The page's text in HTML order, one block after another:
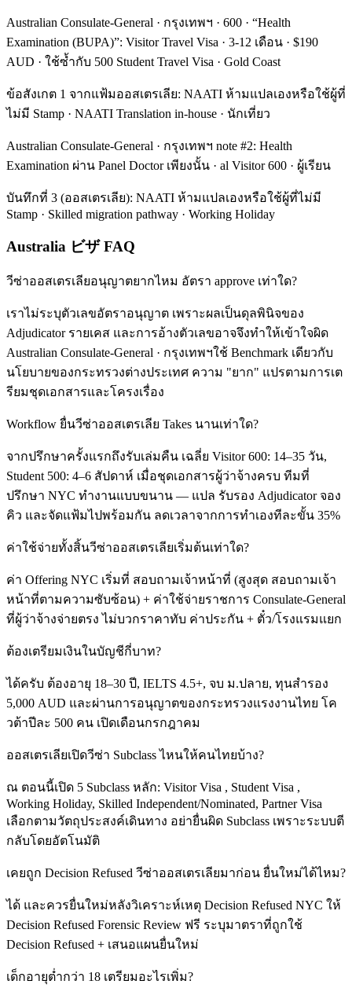
Australian Consulate-General · กรุงเทพฯ · 600 · “Health
Examination (BUPA)”: Visitor Travel Visa · 3-12 เดือน · $190
AUD · ใช้ซ้ำกับ 500 Student Travel Visa · Gold Coast
ข้อสังเกต 1 จากแฟ้มออสเตรเลีย: NAATI ห้ามแปลเองหรือใช้ผู้ที่
ไม่มี Stamp · NAATI Translation in-house · นักเที่ยว
Australian Consulate-General · กรุงเทพฯ note #2: Health
Examination ผ่าน Panel Doctor เพียงนั้น · al Visitor 600 · ผู้เรียน
บันทึกที่ 3 (ออสเตรเลีย): NAATI ห้ามแปลเองหรือใช้ผู้ที่ไม่มี
Stamp · Skilled migration pathway · Working Holiday
Australia ビザ FAQ
วีซ่าออสเตรเลียอนุญาตยากไหม อัตรา approve เท่าใด?
เราไม่ระบุตัวเลขอัตราอนุญาต เพราะผลเป็นดุลพินิจของ
Adjudicator รายเคส และการอ้างตัวเลขอาจจึงทำให้เข้าใจผิด
Australian Consulate-General · กรุงเทพฯใช้ Benchmark เดียวกับ
นโยบายของกระทรวงต่างประเทศ ความ "ยาก" แปรตามการเต
รียมชุดเอกสารและโครงเรื่อง
Workflow ยื่นวีซ่าออสเตรเลีย Takes นานเท่าใด?
จากปรึกษาครั้งแรกถึงรับเล่มคืน เฉลี่ย Visitor 600: 14–35 วัน,
Student 500: 4–6 สัปดาห์ เมื่อชุดเอกสารผู้ว่าจ้างครบ ทีมที่
ปรึกษา NYC ทำงานแบบขนาน — แปล รับรอง Adjudicator จอง
คิว และจัดแฟ้มไปพร้อมกัน ลดเวลาจากการทำเองทีละขั้น 35%
ค่าใช้จ่ายทั้งสิ้นวีซ่าออสเตรเลียเริ่มต้นเท่าใด?
ค่า Offering NYC เริ่มที่ สอบถามเจ้าหน้าที่ (สูงสุด สอบถามเจ้า
หน้าที่ตามความซับซ้อน) + ค่าใช้จ่ายราชการ Consulate-General
ที่ผู้ว่าจ้างจ่ายตรง ไม่บวกราคาทับ ค่าประกัน + ตั๋ว/โรงแรมแยก
ต้องเตรียมเงินในบัญชีกี่บาท?
ได้ครับ ต้องอายุ 18–30 ปี, IELTS 4.5+, จบ ม.ปลาย, ทุนสำรอง
5,000 AUD และผ่านการอนุญาตของกระทรวงแรงงานไทย โค
วต้าปีละ 500 คน เปิดเดือนกรกฎาคม
ออสเตรเลียเปิดวีซ่า Subclass ไหนให้คนไทยบ้าง?
ณ ตอนนี้เปิด 5 Subclass หลัก: Visitor Visa , Student Visa ,
Working Holiday, Skilled Independent/Nominated, Partner Visa
เลือกตามวัตถุประสงค์เดินทาง อย่ายื่นผิด Subclass เพราะระบบตี
กลับโดยอัตโนมัติ
เคยถูก Decision Refused วีซ่าออสเตรเลียมาก่อน ยื่นใหม่ได้ไหม?
ได้ และควรยื่นใหม่หลังวิเคราะห์เหตุ Decision Refused NYC ให้
Decision Refused Forensic Review ฟรี ระบุมาตราที่ถูกใช้
Decision Refused + เสนอแผนยื่นใหม่
เด็กอายุต่ำกว่า 18 เตรียมอะไรเพิ่ม?